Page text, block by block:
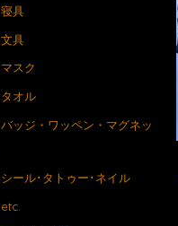
寝具
文具
マスク
タオル
バッジ・ワッペン・マグネッ
シール･タトゥー･ネイル
etc.